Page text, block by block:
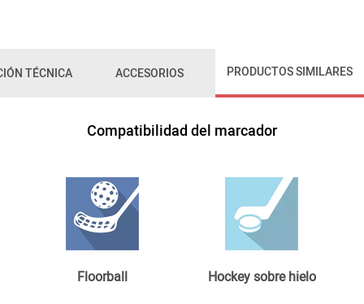
TÉCNICA ACCESORIOS PRODUCTOS SIMILARES
Compatibilidad del marcador
Floorball Hockey sobre hielo